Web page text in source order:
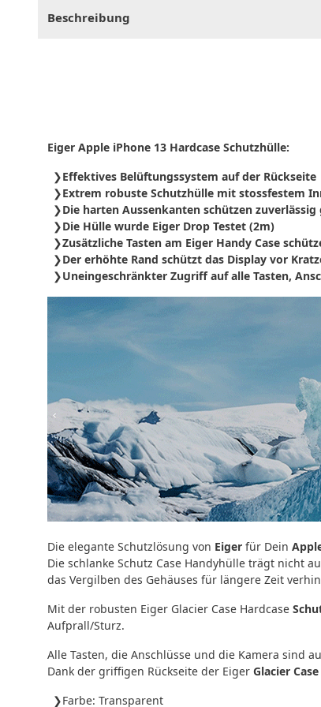
Beschreibung
Eiger Apple iPhone 13 Hardcase Schutzhülle:
Effektives Belüftungssystem auf der Rückseite
Extrem robuste Schutzhülle mit stossfestem
Die harten Aussenkanten schützen zuverlässig
Die Hülle wurde Eiger Drop Testet (2m)
Zusätzliche Tasten am Eiger Handy Case
Der erhöhte Rand schützt das Display vor
Uneingeschränkter Zugriff auf alle Tasten,
Die elegante Schutzlösung von Eiger für Dein
Die schlanke Schutz Case Handyhülle trägt nicht
das Vergilben des Gehäuses für längere Zeit
Mit der robusten Eiger Glacier Case Hardcase
Aufprall/Sturz.
Alle Tasten, die Anschlüsse und die Kamera sind
Dank der griffigen Rückseite der Eiger Glacier Case
Farbe: Transparent